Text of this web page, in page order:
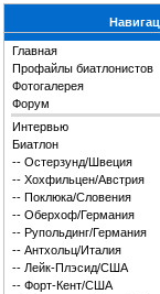
Главная
Профайлы биатлонистов
Фотогалерея
Форум
Интервью
Биатлон
-- Остерзунд/Швеция
-- Хохфильцен/Австрия
-- Поклюка/Словения
-- Оберхоф/Германия
-- Рупольдинг/Германия
-- Антхольц/Италия
-- Лейк-Плэсид/США
-- Форт-Кент/США